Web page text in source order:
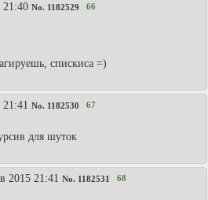
No. 1182529 66
спискиса =)
No. 1182530 67
для шуток
2015 21:41 No. 1182531 68